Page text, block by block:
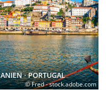
© Fred - stock.adobe.com
· PORTUGAL